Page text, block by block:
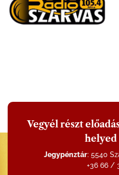
Vegyél részt
helyed
Jegypénztár: 5540
+36 66 /